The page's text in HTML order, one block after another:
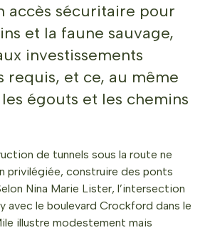
accès sécuritaire pour
et la faune sauvage,
investissements
requis, et ce, au même
égouts et les chemins
de tunnels sous la route ne
privilégiée, construire des ponts
Nina Marie Lister, l’intersection
avec le boulevard Crockford dans le
illustre modestement mais